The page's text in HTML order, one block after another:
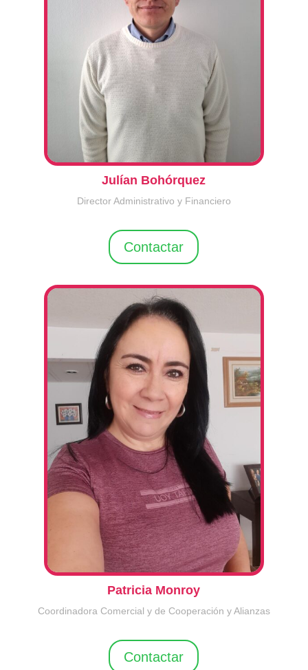
Julían Bohórquez
Director Administrativo y Financiero
Contactar
Patricia Monroy
Coordinadora Comercial y de Cooperación y Alianzas
Contactar